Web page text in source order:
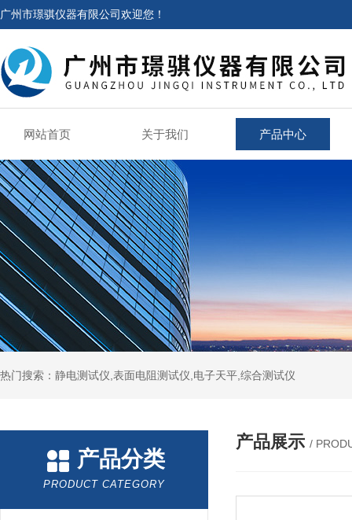
广州市璟骐仪器有限公司欢迎您！
网站首页 关于我们 产品中心
热门搜索：静电测试仪,表面电阻测试仪,电子天平,综合测试仪
产品分类
PRODUCT CATEGORY
产品展示 /